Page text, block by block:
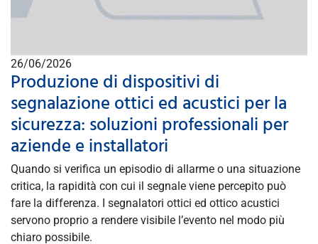
26/06/2026
Produzione di dispositivi di
segnalazione ottici ed acustici per la
sicurezza: soluzioni professionali per
aziende e installatori
Quando si verifica un episodio di allarme o una situazione
critica, la rapidità con cui il segnale viene percepito può
fare la differenza. I segnalatori ottici ed ottico acustici
servono proprio a rendere visibile l’evento nel modo più
chiaro possibile.